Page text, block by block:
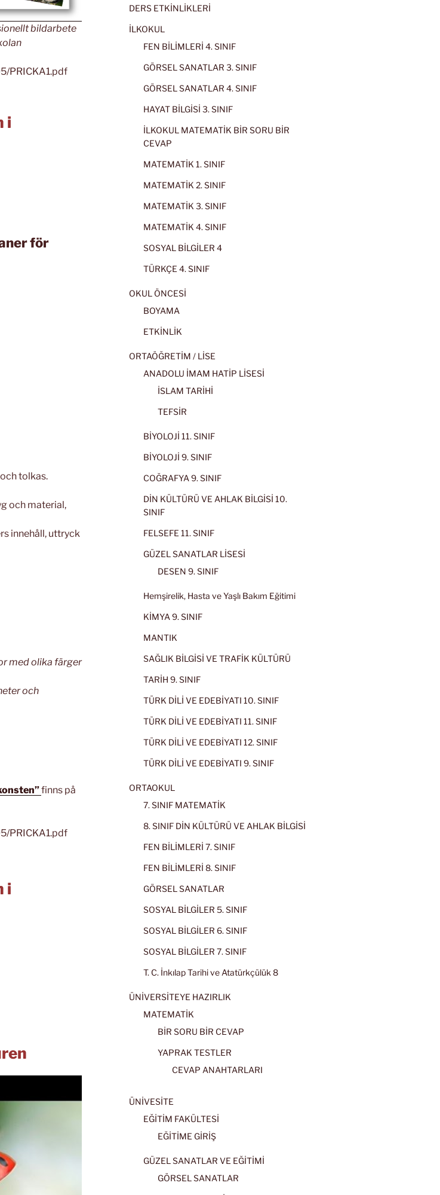
bildarbete
PRICKA1.pdf
i
för
tolkas.
och material,
innehåll, uttryck
med olika färger
och
finns på
PRICKA1.pdf
i
DERS ETKİNLİKLERİ
İLKOKUL
FEN BİLİMLERİ 4. SINIF
GÖRSEL SANATLAR 3. SINIF
GÖRSEL SANATLAR 4. SINIF
HAYAT BİLGİSİ 3. SINIF
İLKOKUL MATEMATİK BİR SORU BİR
CEVAP
MATEMATİK 1. SINIF
MATEMATİK 2. SINIF
MATEMATİK 3. SINIF
MATEMATİK 4. SINIF
SOSYAL BİLGİLER 4
TÜRKÇE 4. SINIF
OKUL ÖNCESİ
BOYAMA
ETKİNLİK
ORTAÖĞRETİM / LİSE
ANADOLU İMAM HATİP LİSESİ
İSLAM TARİHİ
TEFSİR
BİYOLOJİ 11. SINIF
BİYOLOJİ 9. SINIF
COĞRAFYA 9. SINIF
DİN KÜLTÜRÜ VE AHLAK BİLGİSİ 10.
SINIF
FELSEFE 11. SINIF
GÜZEL SANATLAR LİSESİ
DESEN 9. SINIF
Hemşirelik, Hasta ve Yaşlı Bakım Eğitimi
KİMYA 9. SINIF
MANTIK
SAĞLIK BİLGİSİ VE TRAFİK KÜLTÜRÜ
TARİH 9. SINIF
TÜRK DİLİ VE EDEBİYATI 10. SINIF
TÜRK DİLİ VE EDEBİYATI 11. SINIF
TÜRK DİLİ VE EDEBİYATI 12. SINIF
TÜRK DİLİ VE EDEBİYATI 9. SINIF
ORTAOKUL
7. SINIF MATEMATİK
8. SINIF DİN KÜLTÜRÜ VE AHLAK BİLGİSİ
FEN BİLİMLERİ 7. SINIF
FEN BİLİMLERİ 8. SINIF
GÖRSEL SANATLAR
SOSYAL BİLGİLER 5. SINIF
SOSYAL BİLGİLER 6. SINIF
SOSYAL BİLGİLER 7. SINIF
T. C. İnkılap Tarihi ve Atatürkçülük 8
ÜNİVERSİTEYE HAZIRLIK
MATEMATİK
BİR SORU BİR CEVAP
YAPRAK TESTLER
CEVAP ANAHTARLARI
ÜNİVESİTE
EĞİTİM FAKÜLTESİ
EĞİTİME GİRİŞ
GÜZEL SANATLAR VE EĞİTİMİ
GÖRSEL SANATLAR